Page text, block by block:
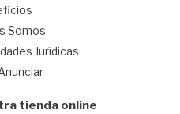
Somos
Jurídicas
tienda online